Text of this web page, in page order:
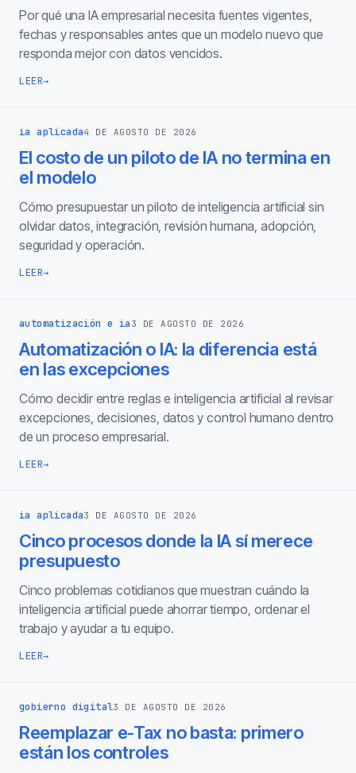
Por qué una IA empresarial necesita fuentes vigentes,
fechas y responsables antes que un modelo nuevo que
responda mejor con datos vencidos.
LEER→
ia aplicada4 DE AGOSTO DE 2026
El costo de un piloto de IA no termina en
el modelo
Cómo presupuestar un piloto de inteligencia artificial sin
olvidar datos, integración, revisión humana, adopción,
seguridad y operación.
LEER→
automatización e ia 3 DE AGOSTO DE 2026
Automatización o IA: la diferencia está
en las excepciones
Cómo decidir entre reglas e inteligencia artificial al revisar
excepciones, decisiones, datos y control humano dentro
de un proceso empresarial.
LEER→
ia aplicada3 DE AGOSTO DE 2026
Cinco procesos donde la IA sí merece
presupuesto
Cinco problemas cotidianos que muestran cuándo la
inteligencia artificial puede ahorrar tiempo, ordenar el
trabajo y ayudar a tu equipo.
LEER→
gobierno digital3 DE AGOSTO DE 2026
Reemplazar e-Tax no basta: primero
están los controles